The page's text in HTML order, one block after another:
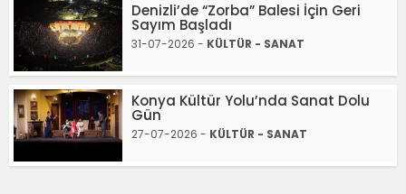
Denizli’de “Zorba” Balesi İçin Geri
Sayım Başladı
31-07-2026 - KÜLTÜR - SANAT
Konya Kültür Yolu’nda Sanat Dolu
Gün
27-07-2026 - KÜLTÜR - SANAT